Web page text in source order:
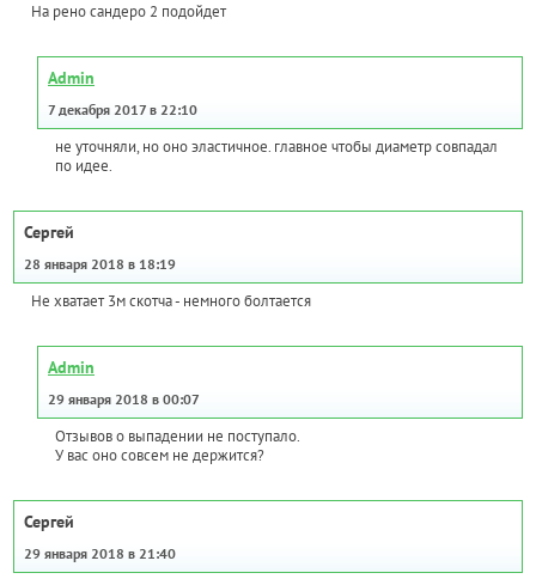
На рено сандеро 2 подойдет
Admin
7 декабря 2017 в 22:10
не уточняли, но оно эластичное. главное чтобы диаметр совпадал
по идее.
Сергей
28 января 2018 в 18:19
Не хватает 3м скотча - немного болтается
Admin
29 января 2018 в 00:07
Отзывов о выпадении не поступало.
У вас оно совсем не держится?
Сергей
29 января 2018 в 21:40